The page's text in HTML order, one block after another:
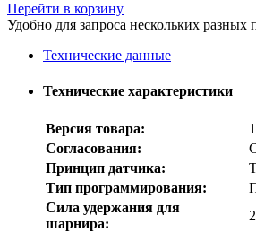
Перейти в корзину
Удобно для запроса нескольких разных
Технические данные
Технические характеристики
Версия товара:
Согласования:
Принцип датчика:
Тип программирования:
Сила удержания для
шарнира: